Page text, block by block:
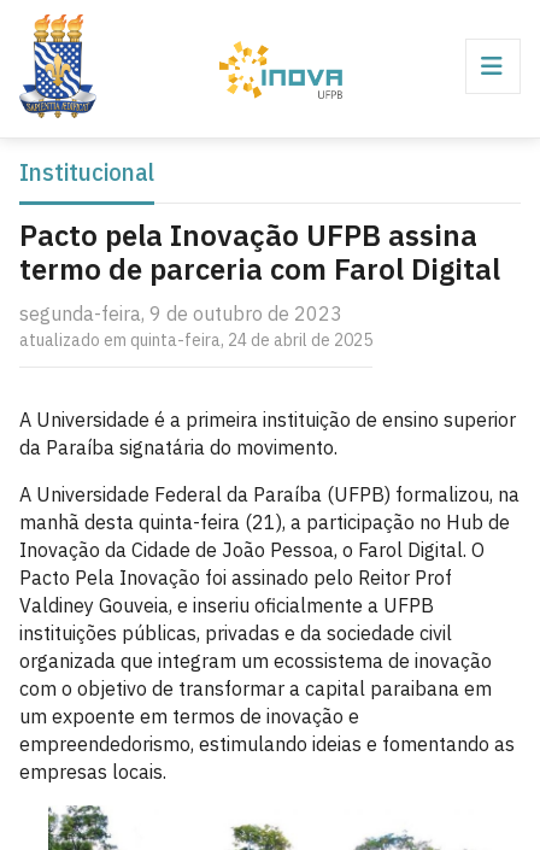
Institucional
Pacto pela Inovação UFPB assina
termo de parceria com Farol Digital
segunda-feira, 9 de outubro de 2023
atualizado em quinta-feira, 24 de abril de 2025
A Universidade é a primeira instituição de ensino superior
da Paraíba signatária do movimento.
A Universidade Federal da Paraíba (UFPB) formalizou, na
manhã desta quinta-feira (21), a participação no Hub de
Inovação da Cidade de João Pessoa, o Farol Digital. O
Pacto Pela Inovação foi assinado pelo Reitor Prof
Valdiney Gouveia, e inseriu oficialmente a UFPB
instituições públicas, privadas e da sociedade civil
organizada que integram um ecossistema de inovação
com o objetivo de transformar a capital paraibana em
um expoente em termos de inovação e
empreendedorismo, estimulando ideias e fomentando as
empresas locais.